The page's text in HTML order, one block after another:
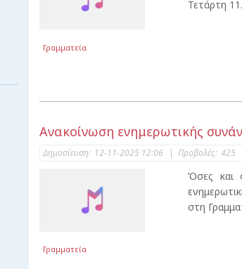
Τετάρτη
Γραμματεία
Ανακοίνωση ενημερωτικής
Δημοσίευση: 12-11-2025 12:06 | Προβολές: 425
Όσες και
στη
Γραμματεία